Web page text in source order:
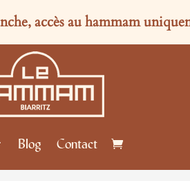
accès au hammam
Blog Contact